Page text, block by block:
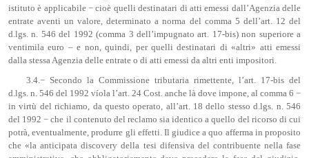
istituto è applicabile − cioè quelli destinatari di atti emessi dall’Agenzia delle
entrate aventi un valore, determinato a norma del comma 5 dell’art. 12 del
d.lgs. n. 546 del 1992 (comma 3 dell’impugnato art. 17-bis) non superiore a
ventimila euro – e non, quindi, per quelli destinatari di «altri» atti emessi
dalla stessa Agenzia delle entrate o di atti emessi da altri enti impositori.
3.4.− Secondo la Commissione tributaria rimettente, l’art. 17-bis del
d.lgs. n. 546 del 1992 víola l’art. 24 Cost. anche là dove impone, al comma 6 −
in virtù del richiamo, da questo operato, all’art. 18 dello stesso d.lgs. n. 546
del 1992 − che il contenuto del reclamo sia identico a quello del ricorso di cui
potrà, eventualmente, produrre gli effetti. Il giudice a quo afferma in proposito
che «la anticipata discovery della tesi difensiva del contribuente nella fase